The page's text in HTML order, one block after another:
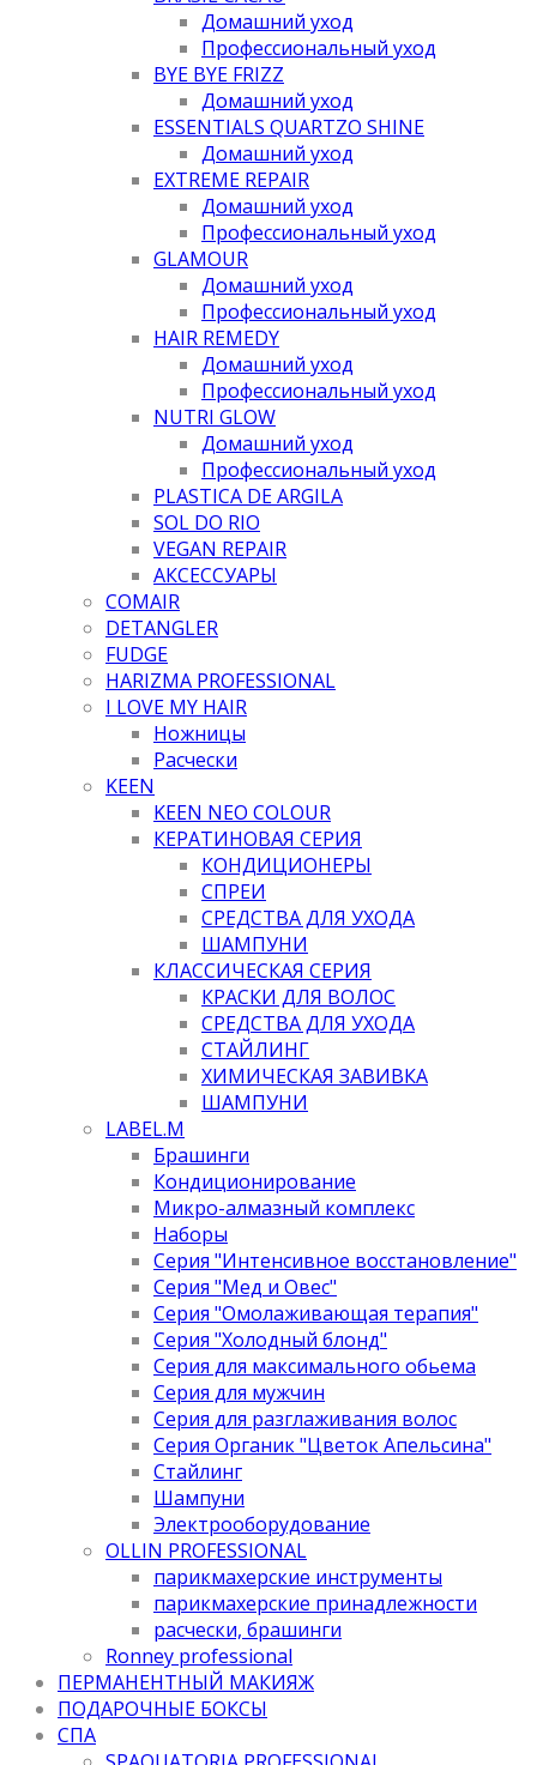
Домашний уход
Профессиональный уход
BYE BYE FRIZZ
Домашний уход
ESSENTIALS QUARTZO SHINE
Домашний уход
EXTREME REPAIR
Домашний уход
Профессиональный уход
GLAMOUR
Домашний уход
Профессиональный уход
HAIR REMEDY
Домашний уход
Профессиональный уход
NUTRI GLOW
Домашний уход
Профессиональный уход
PLASTICA DE ARGILA
SOL DO RIO
VEGAN REPAIR
АКСЕССУАРЫ
COMAIR
DETANGLER
FUDGE
HARIZMA PROFESSIONAL
I LOVE MY HAIR
Ножницы
Расчески
KEEN
KEEN NEO COLOUR
КЕРАТИНОВАЯ СЕРИЯ
КОНДИЦИОНЕРЫ
СПРЕИ
СРЕДСТВА ДЛЯ УХОДА
ШАМПУНИ
КЛАССИЧЕСКАЯ СЕРИЯ
КРАСКИ ДЛЯ ВОЛОС
СРЕДСТВА ДЛЯ УХОДА
СТАЙЛИНГ
ХИМИЧЕСКАЯ ЗАВИВКА
ШАМПУНИ
LABEL.M
Брашинги
Кондиционирование
Микро-алмазный комплекс
Наборы
Серия "Интенсивное восстановление"
Серия "Мед и Овес"
Серия "Омолаживающая терапия"
Серия "Холодный блонд"
Серия для максимального обьема
Серия для мужчин
Серия для разглаживания волос
Серия Органик "Цветок Апельсина"
Стайлинг
Шампуни
Электрооборудование
OLLIN PROFESSIONAL
парикмахерские инструменты
парикмахерские принадлежности
расчески, брашинги
Ronney professional
ПЕРМАНЕНТНЫЙ МАКИЯЖ
ПОДАРОЧНЫЕ БОКСЫ
СПА